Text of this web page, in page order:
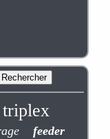
triplex
feeder